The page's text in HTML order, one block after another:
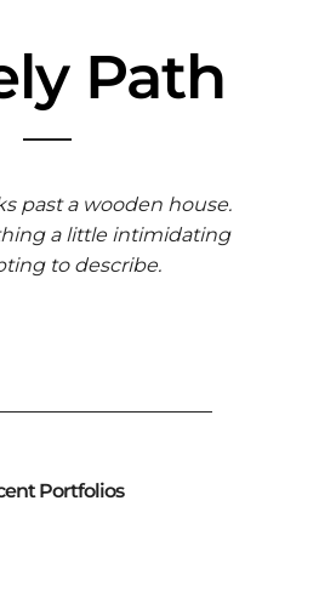
Path
past a wooden house.
a little intimidating
to describe.
Portfolios